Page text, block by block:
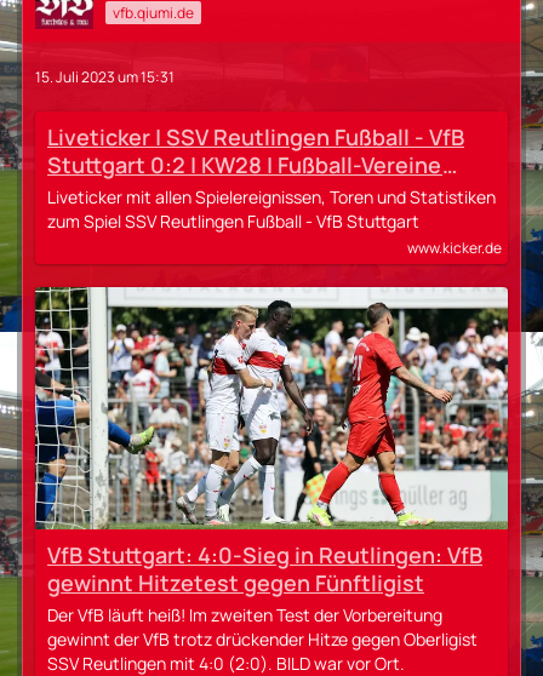
vfb.qiumi.de
15. Juli 2023 um 15:31
Liveticker | SSV Reutlingen Fußball - VfB
Stuttgart 0:2 | KW28 | Fußball-Vereine
Freundschaftsspiele 2023/24
Liveticker mit allen Spielereignissen, Toren und Statistiken
zum Spiel SSV Reutlingen Fußball - VfB Stuttgart
www.kicker.de
VfB Stuttgart: 4:0-Sieg in Reutlingen: VfB
gewinnt Hitzetest gegen Fünftligist
Der VfB läuft heiß! Im zweiten Test der Vorbereitung
gewinnt der VfB trotz drückender Hitze gegen Oberligist
SSV Reutlingen mit 4:0 (2:0). BILD war vor Ort.